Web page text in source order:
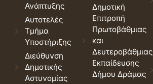
Ανάπτυξης
Αυτοτελές
Τμήμα
Υποστήριξης
Διεύθυνση
Δημοτικής
Αστυνομίας
Δημοτική
Επιτροπή
Πρωτοβάθμιας
και
Δευτεροβάθμιας
Εκπαίδευσης
Δήμου Δράμας